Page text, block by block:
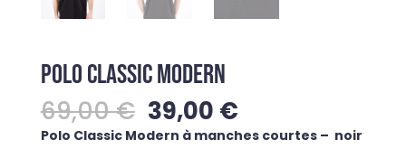
POLO CLASSIC MODERN
69,00€ Le
prix
39,00 €Le
prix
Polo Classic Modern à manches courtes – noir